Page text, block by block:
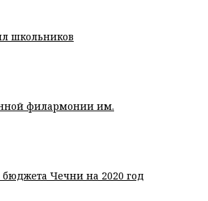
школьников
филармонии им.
Чечни на 2020 год